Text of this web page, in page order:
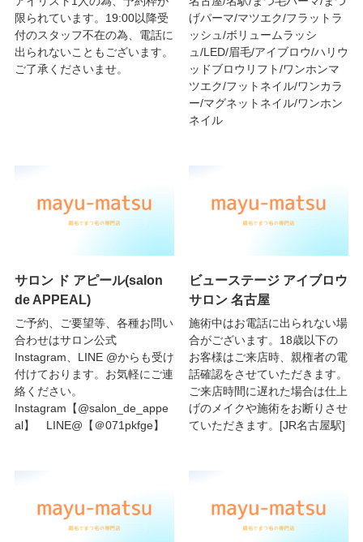
限られています。19:00以降受
付のスタッフ不在の為、電話に
出られないこともございます。
ご了承くださいませ。
げパーマ/マツエク/フラットラ
ッシュ/ボリュームラッシ
ュ/LED/眉毛/アイブロウ/ハリウ
ッドブロウリフト/ワンホンマ
ツエク/フットネイル/ワンカラ
ー/マグネットネイル/ワンホン
ネイル
サロン ド アピール(salon
de APPEAL)
ご予約、ご要望等、各種お問い
合わせはサロン公式
Instagram、LINE @からも受け
付けております。お気軽にご連
絡ください。
Instagram【@salon_de_appe
al】 LINE@【＠071pkfge】
ビューステージ アイブロウ
サロン 名古屋
施術中はお電話に出られない場
合がございます。18歳以下の
お客様はご来店時、親権者の電
話確認をさせていただきます。
ご来店時間に遅れた場合は仕上
げのメイクや施術をお断りさせ
ていただきます。[JR名古屋駅]